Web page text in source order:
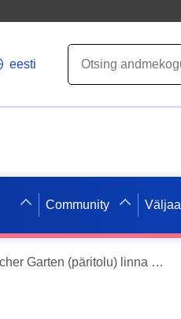
eesti
Community
ATOM sööda arengukava Shö - 22 Valentin ` scher Garten (päritolu) linna Schöningen